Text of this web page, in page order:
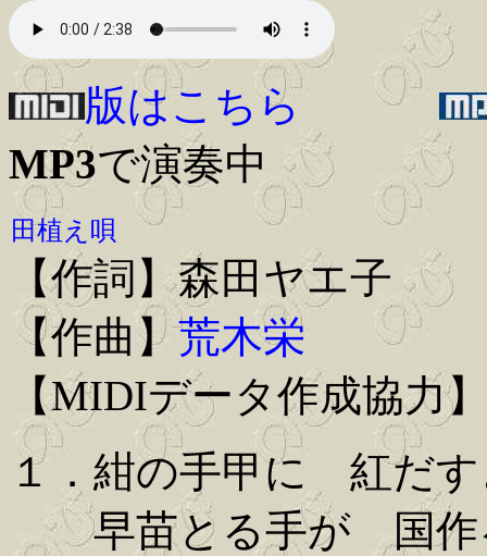
版はこちら
MP3で演奏中
田植え唄
【作詞】森田ヤエ子
【作曲】荒木栄
【MIDIデータ作成協力
１．紺の手甲に 紅だ
早苗とる手が 国作